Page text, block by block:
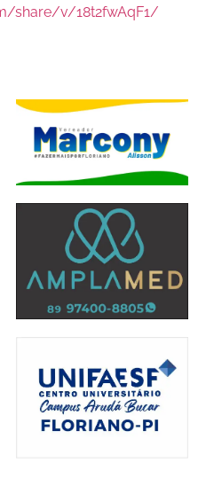
share/v/18t2fwAqF1/